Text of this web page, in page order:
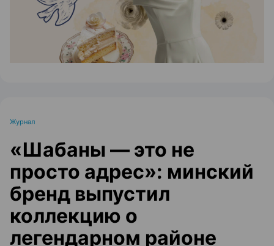
Журнал
«Шабаны — это не
просто адрес»: минский
бренд выпустил
коллекцию о
легендарном районе